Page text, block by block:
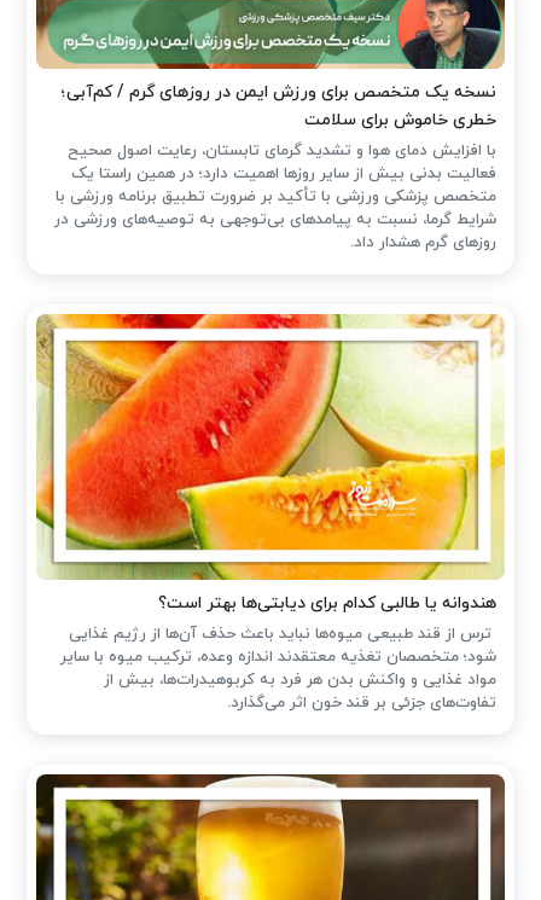
نسخه یک متخصص برای ورزش ایمن در روزهای گرم / کم‌آبی؛
خطری خاموش برای سلامت
با افزایش دمای هوا و تشدید گرمای تابستان، رعایت اصول صحیح
فعالیت بدنی بیش از سایر روزها اهمیت دارد؛ در همین راستا یک
متخصص پزشکی ورزشی با تأکید بر ضرورت تطبیق برنامه ورزشی با
شرایط گرما، نسبت به پیامدهای بی‌توجهی به توصیه‌های ورزشی در
روزهای گرم هشدار داد.
هندوانه یا طالبی کدام برای دیابتی‌ها بهتر است؟
ترس از قند طبیعی میوه‌ها نباید باعث حذف آن‌ها از رژیم غذایی
شود؛ متخصصان تغذیه معتقدند اندازه وعده، ترکیب میوه با سایر
مواد غذایی و واکنش بدن هر فرد به کربوهیدرات‌ها، بیش از
تفاوت‌های جزئی بر قند خون اثر می‌گذارد.